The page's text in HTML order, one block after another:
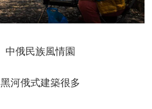
中俄民族風情園
黑河俄式建築很多